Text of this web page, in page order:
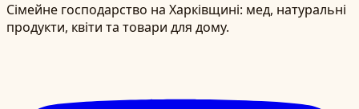
Сімейне господарство на Харківщині: мед, натуральні
продукти, квіти та товари для дому.